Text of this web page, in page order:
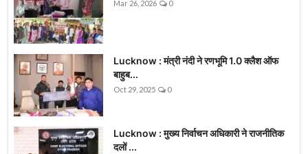
Mar 26, 2026 0
Lucknow : मंत्री नंदी ने रणभूमि 1.0 क्लैश ऑफ
बाहुब...
Oct 29, 2025 0
Lucknow : मुख्य निर्वाचन अधिकारी ने राजनीतिक
दलों ...